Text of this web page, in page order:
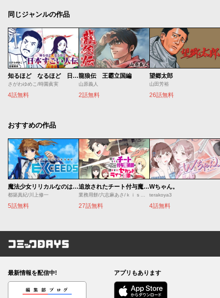
同じジャンルの作品
知るほど なるほど 日本すごい人伝
さがわゆめこ/時園眞実
4話無料
龍狼伝 王霸立国編
山原義人
2話無料
望郷太郎
山田芳裕
26話無料
おすすめの作品
魔法少女リリカルなのは EXCEEDS
都築真紀/川上修一
5話無料
追放されたチート付与魔術師は気ままなセカンドライフを謳歌する。 ～俺は武器だけじゃなく、あらゆるものに『強化ポイント』を付与できるし、俺の意思でいつでも効果を解除できるけど、残った人たち大丈夫？～
27話無料
Wちゃん。
terakoya3
4話無料
コミックDAYS
最新情報を配信中!
編集部ブログ
アプリもあります